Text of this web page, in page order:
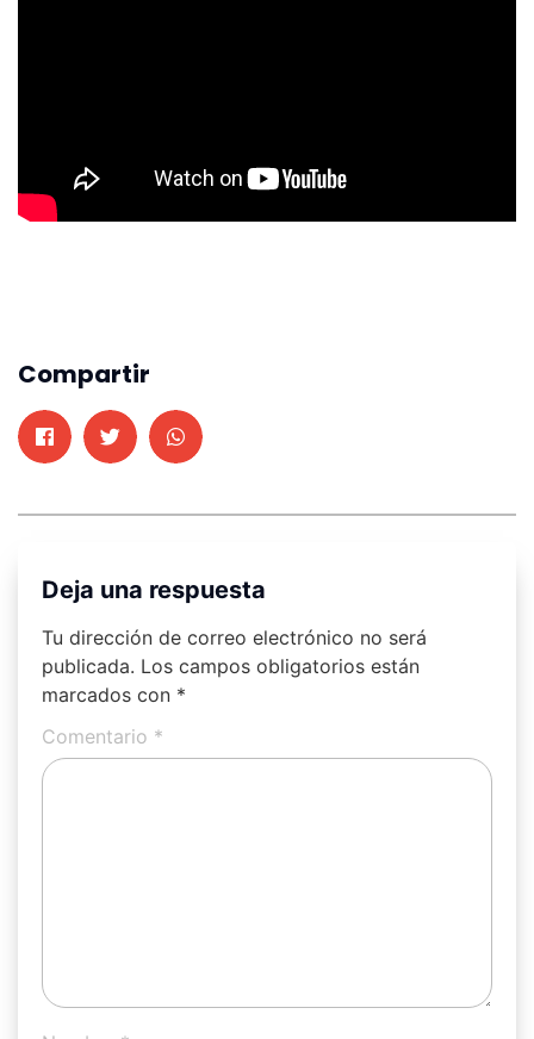
Compartir
Deja una respuesta
Tu dirección de correo electrónico no será
publicada. Los campos obligatorios están
marcados con *
Comentario *